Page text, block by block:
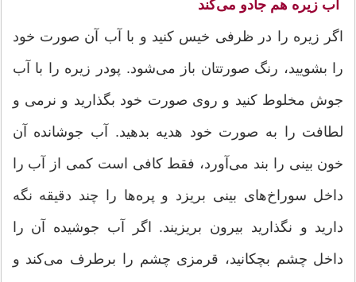
آب زیره هم جادو می‌کند
اگر زیره را در ظرفی خیس کنید و با آب آن صورت خود
را بشویید، رنگ صورتتان باز می‌شود. پودر زیره را با آب
جوش مخلوط کنید و روی صورت خود بگذارید و نرمی و
لطافت را به صورت خود هدیه بدهید. آب جوشانده آن
خون بینی را بند می‌آورد، فقط کافی است کمی از آب را
داخل سوراخ‌های بینی بریزد و پره‌ها را چند دقیقه نگه
دارید و نگذارید بیرون بریزیند. اگر آب جوشیده آن را
داخل چشم بچکانید، قرمزی چشم را برطرف می‌کند و